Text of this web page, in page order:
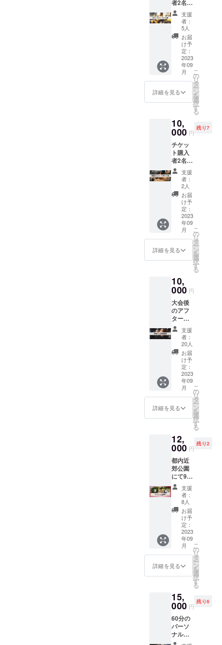
拶/写真
タイム
10分) ト
レーニ
ングや
食生活
に関す
る議
論、も
ちろん
プライ
ベート
後、
CAMPF
IREメッ
セージ
より
Google
フォー
ムまた
はチ
ケット
サイト
をお送
こから
ご予約
くださ
い。
者2名1
組、90
分のグ
ループ
パーソ
ナルチ
ケッ
ト！ モ
チベー
ション
UP、客
観的視
点お知
識、仲
ど。グ
ループ
らなで
はの楽
しさを
感じま
しょ
う！ 日
年9.10
月頃 場
区、新
宿区、
中野
区、中
央区近
沿える
ように
努めま
すが、
メン
バーの
スケ
ジュー
ルによ
りご希
望に添
えない
ことが
ありま
す。あ
らかじ
めご了
や滞在
費等に
ついて
は自己
負担で
お願い
致しま
ジェク
ト終了
後、
CAMPF
IREメッ
セージ
より
フォー
ムまた
サイト
をお送
り致し
ますの
で、そ
こから
支援
者：
5人
お届
け予
定：
2023
年09
月
詳細を見る
こ
の
リ
タ
ー
ン
を
選
択
す
る
10,
000 円
残り7
チケッ
ト購入
者2名と
運営メ
ンバー1
人とで
合同ト
レーニ
ングを
行うチ
ケッ
ト！ 東
京都中
央区の
「銀座
AUN'S
にて行
いま
す！ 日
程 2023
年9.10
月頃 ※
最大限
ご希望
に沿え
るよう
に努め
ます
が、メ
ンバー
のスケ
ジュー
ルによ
ことが
ありま
す。あ
らかじ
めご了
承くだ
さい。
プロ
ジェク
ト終了
後、
CAMPF
IREメッ
セージ
より
Google
フォー
サイト
をお送
ますの
で、そ
こから
支援
者：
2人
お届
け予
定：
2023
年09
月
詳細を見る
こ
の
リ
タ
ー
ン
を
選
択
す
る
10,
000 円
大会後
のアフ
ター
パー
ティー
での食
事代に
充てさ
せてい
ただき
ます！
鉄板焼
きイタ
リアン
のコー
ス料理
頼！
メール
にて、
運営メ
ンバー
から感
謝の
メッ
セージ
と当日
アフ
ター
パー
ティー
の様子
や料理
の写真
ます！
支援
者：
20人
お届
け予
定：
2023
年09
月
詳細を見る
こ
の
リ
タ
ー
ン
を
選
択
す
る
12,
000 円
残り2
都内近
郊公園
にて90
分間、
運動に
飢えた
マッ
チョの
お散歩
をして
いただ
きま
す。 5
人の
マッ
チョの
選択し
てくだ
さい。
※最大限
ご希望
に沿え
るよう
支援
者：
8人
お届
け予
定：
2023
年09
月
詳細を見る
こ
の
リ
タ
ー
ン
を
選
択
す
る
15,
000 円
残り6
60分の
パーソ
ナルト
レーニ